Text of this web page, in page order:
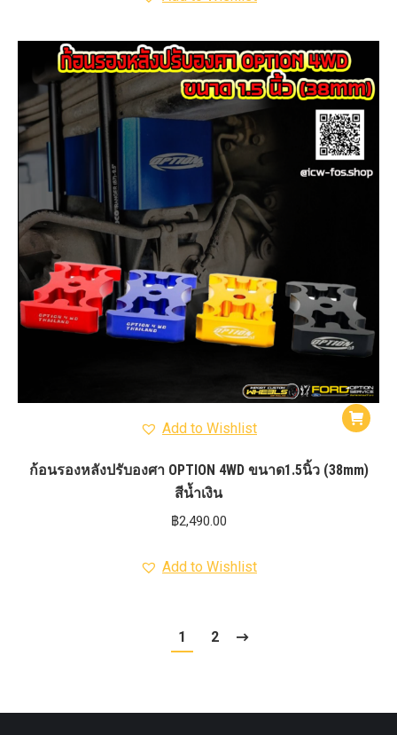
Add to Wishlist
ก้อนรองหลังปรับองศา OPTION 4WD ขนาด1.5นิ้ว (38mm)
สีน้ำเงิน
฿2,490.00
Add to Wishlist
1 2